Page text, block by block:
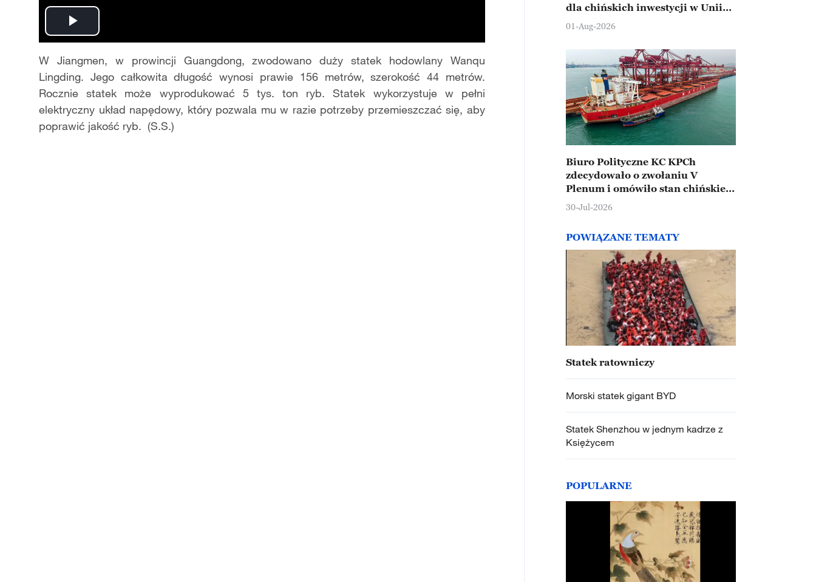
Play
Video
W Jiangmen, w prowincji Guangdong, zwodowano duży statek hodowlany Wanqu
Lingding. Jego całkowita długość wynosi prawie 156 metrów, szerokość 44 metrów.
Rocznie statek może wyprodukować 5 tys. ton ryb. Statek wykorzystuje w pełni
elektryczny układ napędowy, który pozwala mu w razie potrzeby przemieszczać się, aby
poprawić jakość ryb. (S.S.)
dla chińskich inwestycji w Unii
Europejskiej
01-Aug-2026
Biuro Polityczne KC KPCh
zdecydowało o zwołaniu V
Plenum i omówiło stan chińskiej
gospodarki
30-Jul-2026
POWIĄZANE TEMATY
Statek ratowniczy
Morski statek gigant BYD
Statek Shenzhou w jednym kadrze z
Księżycem
POPULARNE